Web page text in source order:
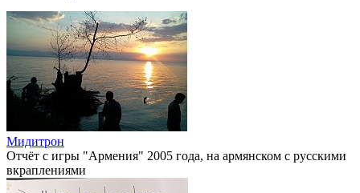
Мидитрон
Отчёт с игры "Армения" 2005 года, на армянском с русскими
вкраплениями